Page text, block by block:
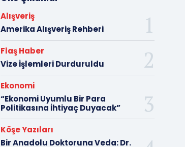
Alışveriş
Amerika Alışveriş Rehberi
Flaş Haber
Vize İşlemleri Durduruldu
Ekonomi
“Ekonomi Uyumlu Bir Para
Politikasına İhtiyaç Duyacak”
Köşe Yazıları
Bir Anadolu Doktoruna Veda: Dr.